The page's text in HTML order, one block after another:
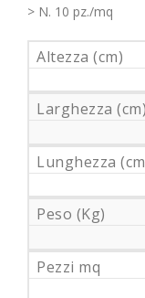
> N. 10 pz./mq
Altezza (cm)
Larghezza (cm)
Lunghezza
Peso (Kg)
Pezzi mq